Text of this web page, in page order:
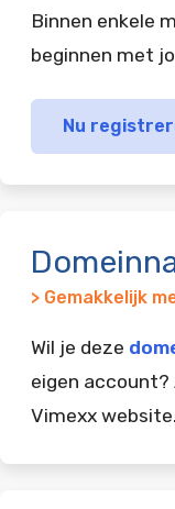
Binnen enkele
beginnen met
Nu
> Gemakkelijk
Wil je deze
eigen account?
Vimexx website.